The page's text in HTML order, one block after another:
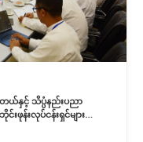
ယ်နှင့် သိပ္ပံနည်းပညာ